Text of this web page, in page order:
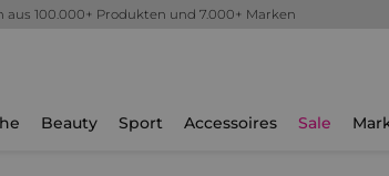
100.000+ Produkten und 7.000+ Marken
Beauty Sport Accessoires Sale